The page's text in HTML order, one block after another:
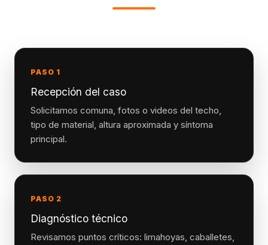
PASO 1
Recepción del caso
Solicitamos comuna, fotos o videos del techo,
tipo de material, altura aproximada y síntoma
principal.
PASO 2
Diagnóstico técnico
Revisamos puntos críticos: limahoyas, caballetes,